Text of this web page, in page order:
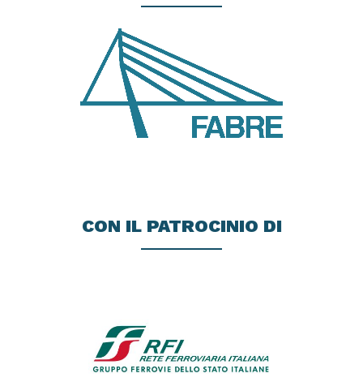
CON IL PATROCINIO DI